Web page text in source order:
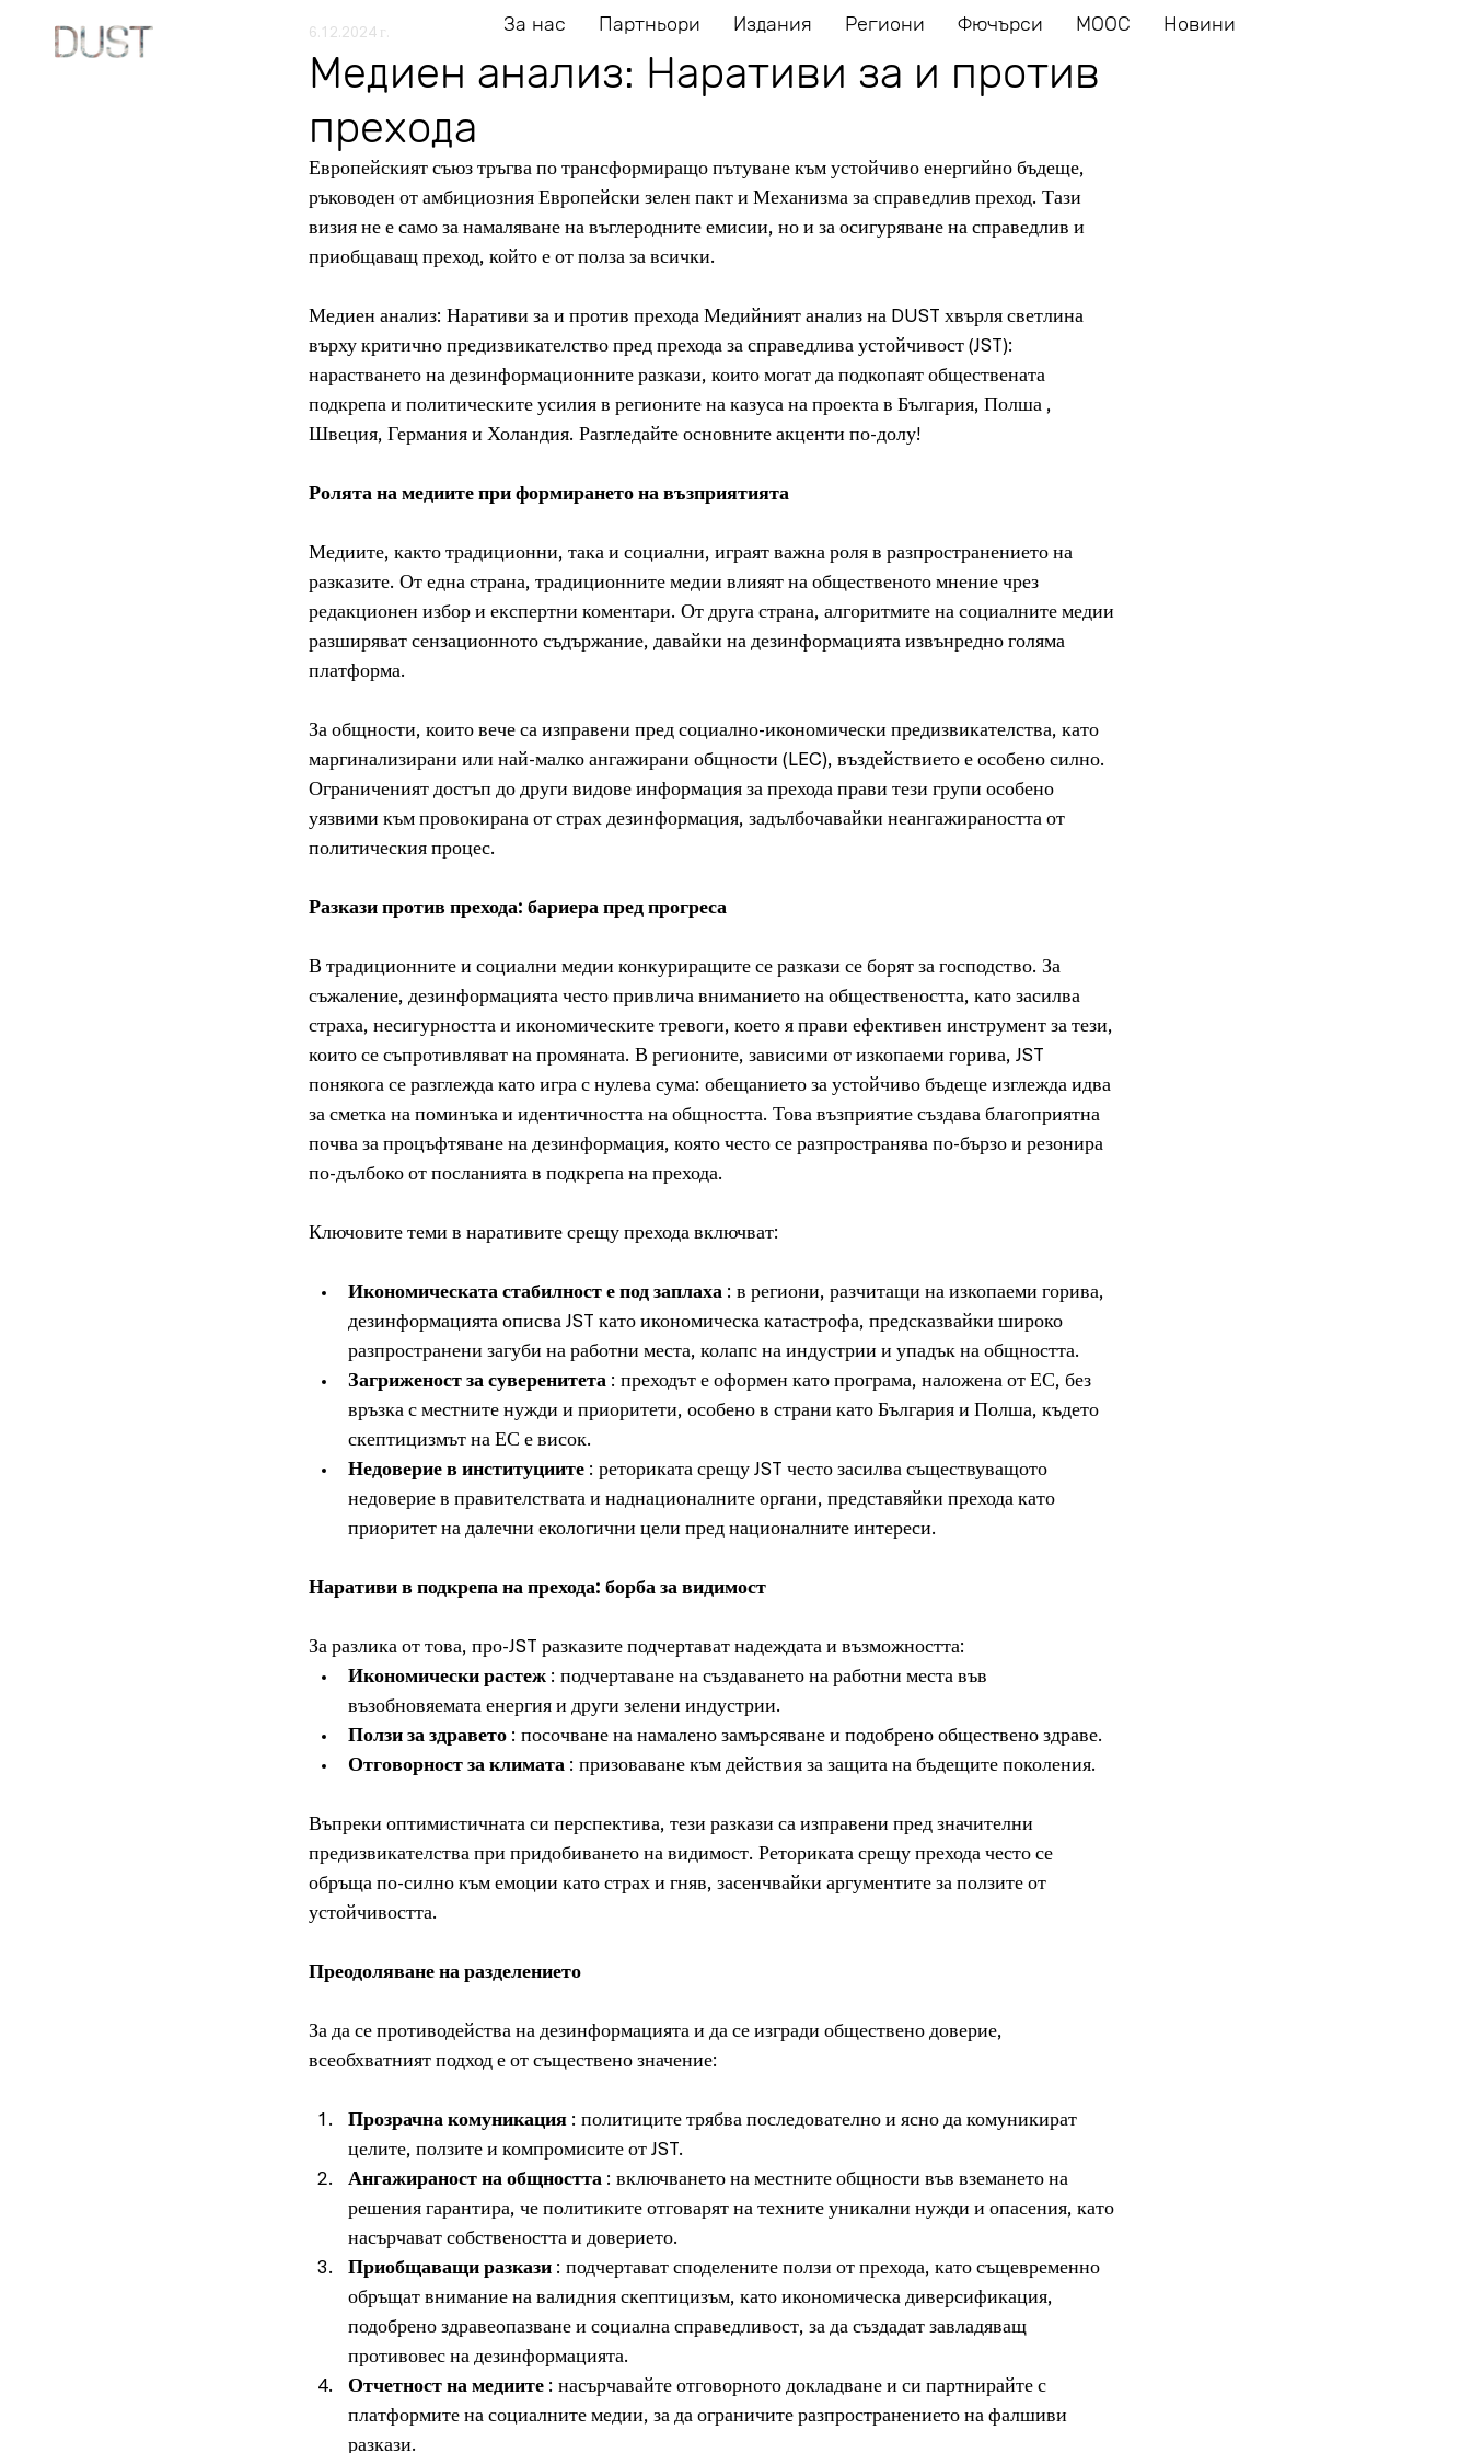
За нас Партньори Издания Региони Фючърси MOOC Новини
Медиен анализ: Наративи за и против
прехода
6.12.2024 г.
Европейският съюз тръгва по трансформиращо пътуване към устойчиво енергийно бъдеще,
ръководен от амбициозния Европейски зелен пакт и Механизма за справедлив преход. Тази
визия не е само за намаляване на въглеродните емисии, но и за осигуряване на справедлив и
приобщаващ преход, който е от полза за всички.
Медиен анализ: Наративи за и против прехода Медийният анализ на DUST хвърля светлина
върху критично предизвикателство пред прехода за справедлива устойчивост (JST):
нарастването на дезинформационните разкази, които могат да подкопаят обществената
подкрепа и политическите усилия в регионите на казуса на проекта в България, Полша ,
Швеция, Германия и Холандия. Разгледайте основните акценти по-долу!
Ролята на медиите при формирането на възприятията
Медиите, както традиционни, така и социални, играят важна роля в разпространението на
разказите. От една страна, традиционните медии влияят на общественото мнение чрез
редакционен избор и експертни коментари. От друга страна, алгоритмите на социалните медии
разширяват сензационното съдържание, давайки на дезинформацията извънредно голяма
платформа.
За общности, които вече са изправени пред социално-икономически предизвикателства, като
маргинализирани или най-малко ангажирани общности (LEC), въздействието е особено силно.
Ограниченият достъп до други видове информация за прехода прави тези групи особено
уязвими към провокирана от страх дезинформация, задълбочавайки неангажираността от
политическия процес.
Разкази против прехода: бариера пред прогреса
В традиционните и социални медии конкуриращите се разкази се борят за господство. За
съжаление, дезинформацията често привлича вниманието на обществеността, като засилва
страха, несигурността и икономическите тревоги, което я прави ефективен инструмент за тези,
които се съпротивляват на промяната. В регионите, зависими от изкопаеми горива, JST
понякога се разглежда като игра с нулева сума: обещанието за устойчиво бъдеще изглежда идва
за сметка на поминъка и идентичността на общността. Това възприятие създава благоприятна
почва за процъфтяване на дезинформация, която често се разпространява по-бързо и резонира
по-дълбоко от посланията в подкрепа на прехода.
Ключовите теми в наративите срещу прехода включват:
Икономическата стабилност е под заплаха : в региони, разчитащи на изкопаеми горива,
дезинформацията описва JST като икономическа катастрофа, предсказвайки широко
разпространени загуби на работни места, колапс на индустрии и упадък на общността.
Загриженост за суверенитета : преходът е оформен като програма, наложена от ЕС, без
връзка с местните нужди и приоритети, особено в страни като България и Полша, където
скептицизмът на ЕС е висок.
Недоверие в институциите : реториката срещу JST често засилва съществуващото
недоверие в правителствата и наднационалните органи, представяйки прехода като
приоритет на далечни екологични цели пред националните интереси.
Наративи в подкрепа на прехода: борба за видимост
За разлика от това, про-JST разказите подчертават надеждата и възможността:
Икономически растеж : подчертаване на създаването на работни места във
възобновяемата енергия и други зелени индустрии.
Ползи за здравето : посочване на намалено замърсяване и подобрено обществено здраве.
Отговорност за климата : призоваване към действия за защита на бъдещите поколения.
Въпреки оптимистичната си перспектива, тези разкази са изправени пред значителни
предизвикателства при придобиването на видимост. Реториката срещу прехода често се
обръща по-силно към емоции като страх и гняв, засенчвайки аргументите за ползите от
устойчивостта.
Преодоляване на разделението
За да се противодейства на дезинформацията и да се изгради обществено доверие,
всеобхватният подход е от съществено значение:
Прозрачна комуникация : политиците трябва последователно и ясно да комуникират
целите, ползите и компромисите от JST.
Ангажираност на общността : включването на местните общности във вземането на
решения гарантира, че политиките отговарят на техните уникални нужди и опасения, като
насърчават собствеността и доверието.
Приобщаващи разкази : подчертават споделените ползи от прехода, като същевременно
обръщат внимание на валидния скептицизъм, като икономическа диверсификация,
подобрено здравеопазване и социална справедливост, за да създадат завладяващ
противовес на дезинформацията.
Отчетност на медиите : насърчавайте отговорното докладване и си партнирайте с
платформите на социалните медии, за да ограничите разпространението на фалшиви
разкази.